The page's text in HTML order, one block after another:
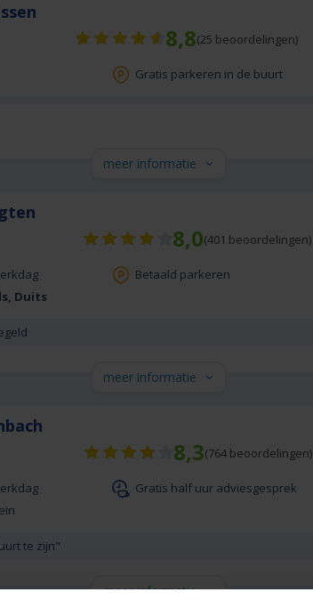
8,8(25 beoordelingen)
Gratis parkeren in de buurt
meer informatie
8,0(401 beoordelingen)
Betaald parkeren
Duits
meer informatie
8,3(764beoordelingen)
Gratis half uur adviesgesprek
te zijn"
meer informatie